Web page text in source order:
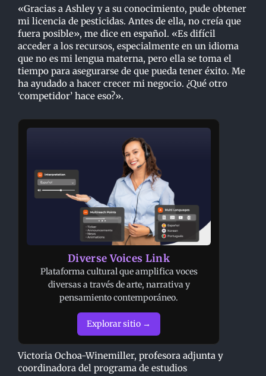
«Gracias a Ashley y a su conocimiento, pude obtener
mi licencia de pesticidas. Antes de ella, no creía que
fuera posible», me dice en español. «Es difícil
acceder a los recursos, especialmente en un idioma
que no es mi lengua materna, pero ella se toma el
tiempo para asegurarse de que pueda tener éxito. Me
ha ayudado a hacer crecer mi negocio. ¿Qué otro
‘competidor’ hace eso?».
Diverse Voices Link
Plataforma cultural que amplifica voces
diversas a través de arte, narrativa y
pensamiento contemporáneo.
Explorar sitio →
Victoria Ochoa-Winemiller, profesora adjunta y
coordinadora del programa de estudios